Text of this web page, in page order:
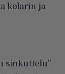
kolarin ja
sinkuttelu”